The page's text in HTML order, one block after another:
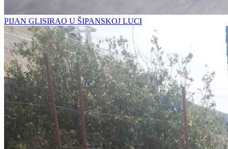
PIJAN GLISIRAO U ŠIPANSKOJ LUCI